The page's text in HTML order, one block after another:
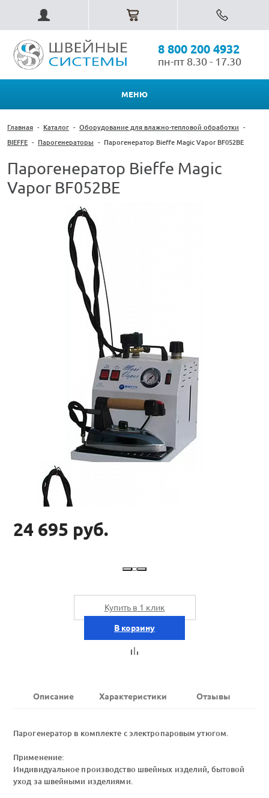
8 800 200 4932
пн-пт 8.30 - 17.30
МЕНЮ
Главная - Каталог - Оборудование для влажно-тепловой обработки -
BIEFFE - Парогенераторы - Парогенератор Bieffe Magic Vapor BF052BE
Парогенератор Bieffe Magic
Vapor BF052BE
24 695 руб.
Купить в 1 клик
В корзину
Описание Характеристики Отзывы
Парогенератор в комплекте с электропаровым утюгом.
Применение:
Индивидуальное производство швейных изделий, бытовой
уход за швейными изделиями.